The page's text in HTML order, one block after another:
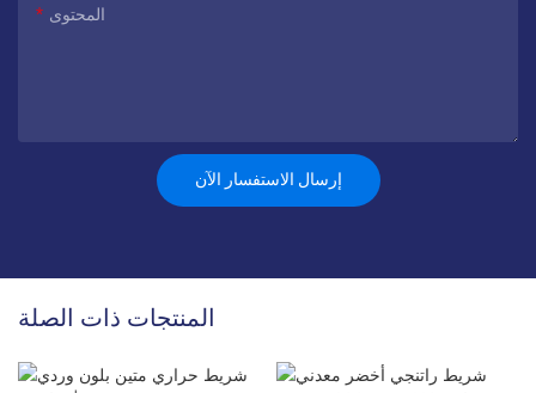
المحتوى
إرسال الاستفسار الآن
المنتجات ذات الصلة